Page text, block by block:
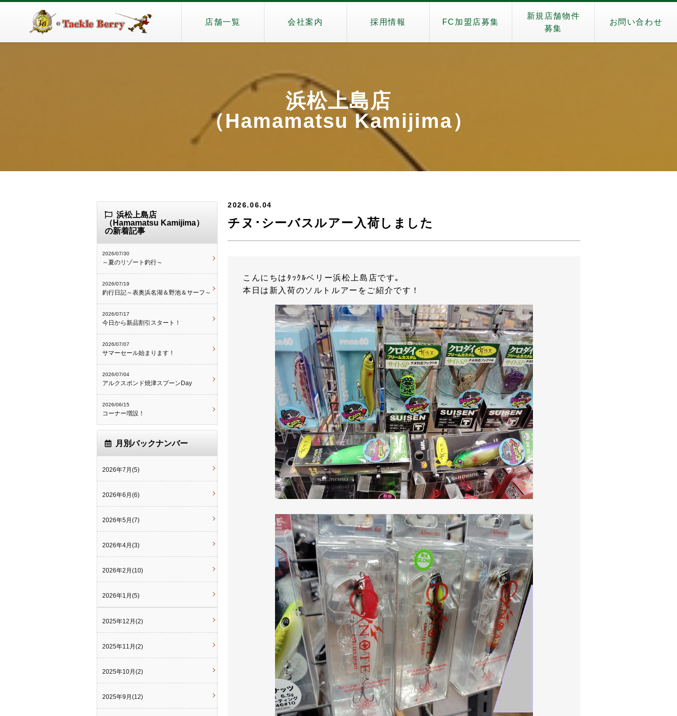
店舗一覧 会社案内 採用情報 FC加盟店募集
新規店舗物件
募集
お問い合わせ
浜松上島店
（Hamamatsu Kamijima）
2026.06.04
チヌ･シーバスルアー入荷しました
こんにちはﾀｯｸﾙベリー浜松上島店です｡
本日は新入荷のソルトルアーをご紹介です！
浜松上島店
（Hamamatsu Kamijima）
の新着記事
2026/07/30
～夏のリゾート釣行～
2026/07/19
釣行日記～表奥浜名湖＆野池＆サーフ～
2026/07/17
今日から新品割引スタート！
2026/07/07
サマーセール始まります！
2026/07/04
アルクスポンド焼津スプーンDay
2026/06/15
コーナー増設！
月別バックナンバー
2026年7月(5)
2026年6月(6)
2026年5月(7)
2026年4月(3)
2026年2月(10)
2026年1月(5)
2025年12月(2)
2025年11月(2)
2025年10月(2)
2025年9月(12)